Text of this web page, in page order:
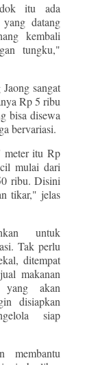
itu ada
datang
kembali
tungku,"
sangat
Rp 5 ribu
bisa disewa
bervariasi.
meter itu Rp
mulai dari
ribu. Disini
tikar," jelas
untuk
Tak perlu
ditempat
makanan
akan
disiapkan
siap
membantu